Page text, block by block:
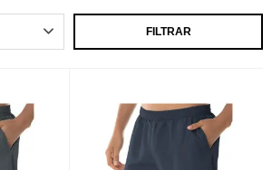
FILTRAR